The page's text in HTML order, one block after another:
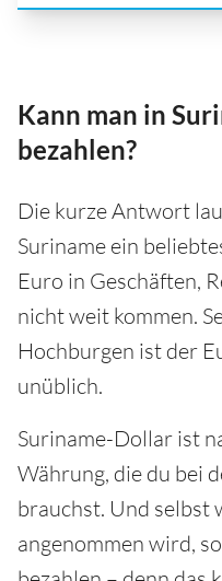
Kann man in
bezahlen?
Die kurze Antwort
Suriname ein
Euro in Geschäften,
nicht weit kommen.
Hochburgen ist der
unüblich.
Suriname-Dollar ist
Währung, die du bei
brauchst. Und selbst
angenommen wird,